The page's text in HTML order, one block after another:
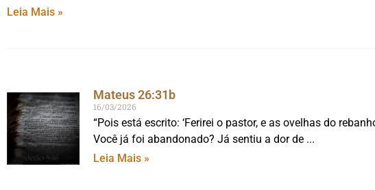
Leia Mais »
Mateus 26:31b
16/03/2026
“Pois está escrito: ‘Ferirei o pastor, e as ovelhas do
Você já foi abandonado? Já sentiu a dor de
Leia Mais »